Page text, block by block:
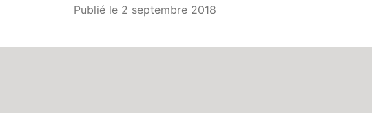
Publié le 2 septembre 2018